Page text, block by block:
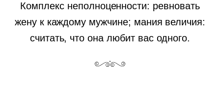
Комплекс неполноценности: ревновать
жену к каждому мужчине; мания величия:
считать, что она любит вас одного.